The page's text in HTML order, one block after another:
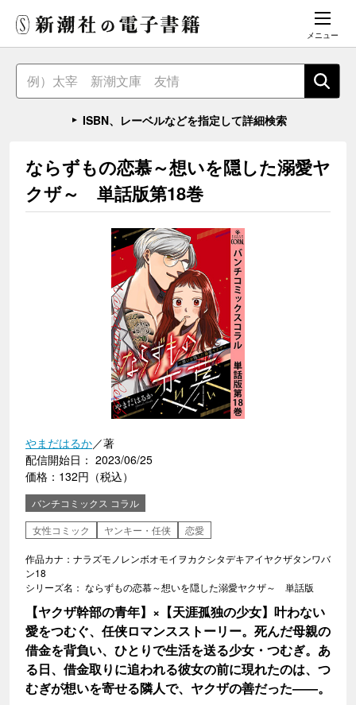
メニュー
ISBN、レーベルなどを指定して詳細検索
ならずもの恋慕～想いを隠した溺愛ヤ
クザ～ 単話版第18巻
やまだはるか／著
配信開始日： 2023/06/25
価格：132円（税込）
バンチコミックス コラル
女性コミック
ヤンキー・任侠 恋愛
作品カナ：ナラズモノレンボオモイヲカクシタデキアイヤクザタンワバ
ン18
シリーズ名： ならずもの恋慕～想いを隠した溺愛ヤクザ～ 単話版
【ヤクザ幹部の青年】×【天涯孤独の少女】叶わない
愛をつむぐ、任侠ロマンスストーリー。死んだ母親の
借金を背負い、ひとりで生活を送る少女・つむぎ。あ
る日、借金取りに追われる彼女の前に現れたのは、つ
むぎが想いを寄せる隣人で、ヤクザの善だった――。